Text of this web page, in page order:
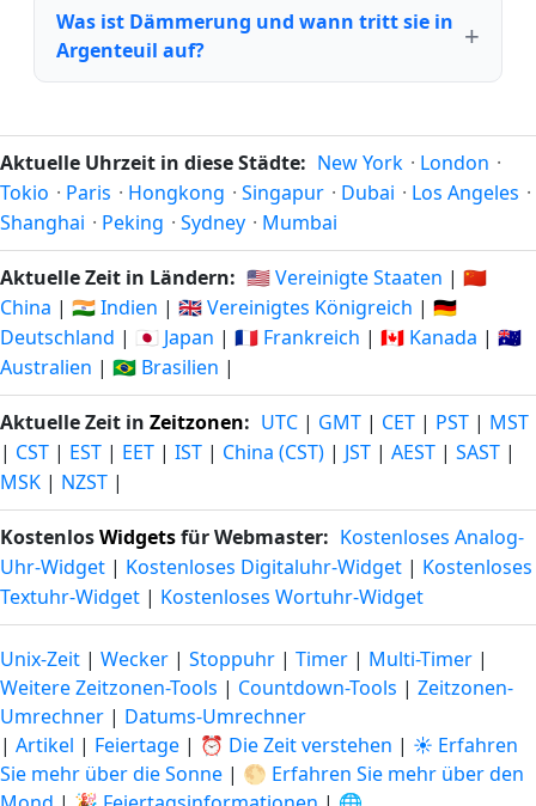
Was ist Dämmerung und wann tritt sie in
Argenteuil auf?
Aktuelle Uhrzeit in diese Städte: New York · London ·
Tokio · Paris · Hongkong · Singapur · Dubai · Los Angeles ·
Shanghai · Peking · Sydney · Mumbai
Aktuelle Zeit in Ländern: 🇺🇸 Vereinigte Staaten | 🇨🇳
China | 🇮🇳 Indien | 🇬🇧 Vereinigtes Königreich | 🇩🇪
Deutschland | 🇯🇵 Japan | 🇫🇷 Frankreich | 🇨🇦 Kanada | 🇦🇺
Australien | 🇧🇷 Brasilien |
Aktuelle Zeit in Zeitzonen: UTC | GMT | CET | PST | MST
| CST | EST | EET | IST | China (CST) | JST | AEST | SAST |
MSK | NZST |
KostenlosWidgetsfür Webmaster: Kostenloses Analog-
Uhr-Widget | Kostenloses Digitaluhr-Widget | Kostenloses
Textuhr-Widget | Kostenloses Wortuhr-Widget
Unix-Zeit | Wecker | Stoppuhr | Timer | Multi-Timer |
Weitere Zeitzonen-Tools | Countdown-Tools | Zeitzonen-
Umrechner | Datums-Umrechner
| Artikel | Feiertage | ⏰ Die Zeit verstehen | ☀️ Erfahren
Sie mehr über die Sonne | 🌕 Erfahren Sie mehr über den